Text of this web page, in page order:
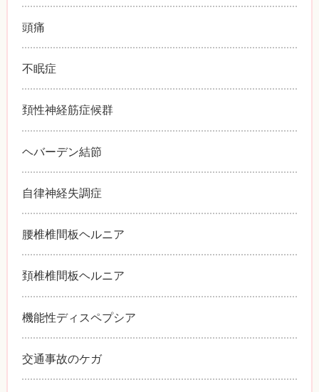
頭痛
不眠症
頚性神経筋症候群
ヘバーデン結節
自律神経失調症
腰椎椎間板ヘルニア
頚椎椎間板ヘルニア
機能性ディスペプシア
交通事故のケガ